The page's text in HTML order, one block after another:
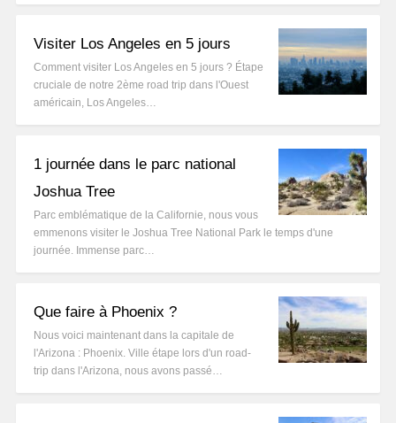
Visiter Los Angeles en 5 jours
Comment visiter Los Angeles en 5 jours ? Étape
cruciale de notre 2ème road trip dans l'Ouest
américain, Los Angeles…
1 journée dans le parc national
Joshua Tree
Parc emblématique de la Californie, nous vous
emmenons visiter le Joshua Tree National Park le temps d'une
journée. Immense parc…
Que faire à Phoenix ?
Nous voici maintenant dans la capitale de
l'Arizona : Phoenix. Ville étape lors d'un road-
trip dans l'Arizona, nous avons passé…